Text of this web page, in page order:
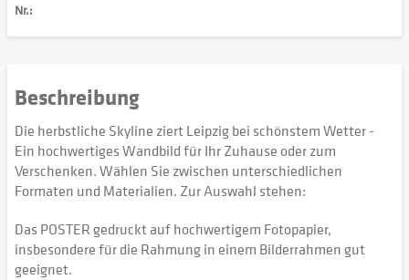
Nr.:
Beschreibung
Die herbstliche Skyline ziert Leipzig bei schönstem Wetter -
Ein hochwertiges Wandbild für Ihr Zuhause oder zum
Verschenken. Wählen Sie zwischen unterschiedlichen
Formaten und Materialien. Zur Auswahl stehen:
Das POSTER gedruckt auf hochwertigem Fotopapier,
insbesondere für die Rahmung in einem Bilderrahmen gut
geeignet.